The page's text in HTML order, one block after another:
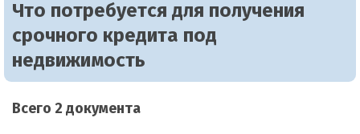
Что потребуется для получения
срочного кредита под
недвижимость
Всего 2 документа